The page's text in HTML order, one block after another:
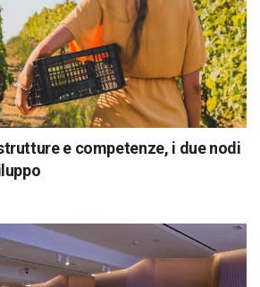
e competenze, i due nodi